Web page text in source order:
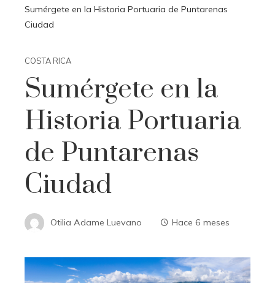
Sumérgete en la Historia Portuaria de Puntarenas
Ciudad
COSTA RICA
Sumérgete en la
Historia Portuaria
de Puntarenas
Ciudad
Otilia Adame Luevano Hace 6 meses